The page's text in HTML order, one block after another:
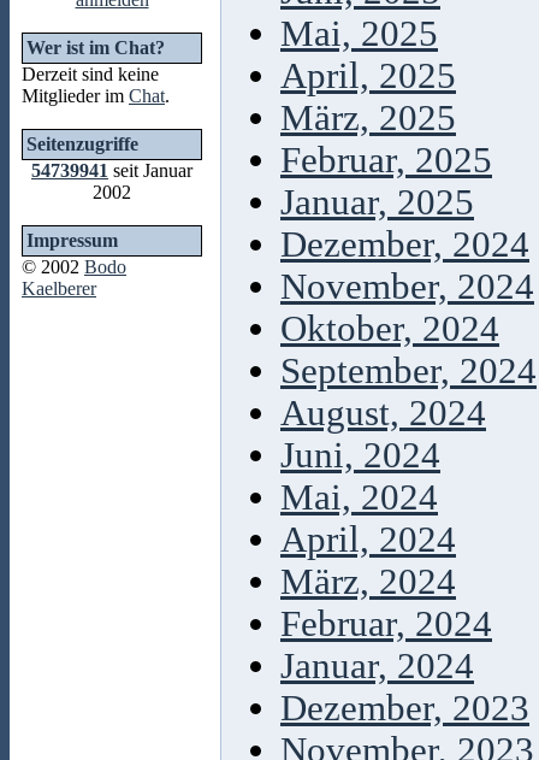
Wer ist im Chat?
Derzeit sind keine
Mitglieder im Chat.
Seitenzugriffe
54739941 seit Januar
2002
Impressum
© 2002 Bodo
Kaelberer
Mai, 2025
April, 2025
März, 2025
Februar, 2025
Januar, 2025
Dezember, 2024
November, 2024
Oktober, 2024
September, 2024
August, 2024
Juni, 2024
Mai, 2024
April, 2024
März, 2024
Februar, 2024
Januar, 2024
Dezember, 2023
November, 2023